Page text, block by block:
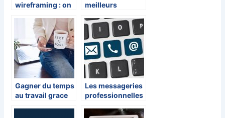
wireframing : on
lancer
meilleurs
retouche photo
gratuits ?
Gagner du temps
au travail grace
Les messageries
professionnelles